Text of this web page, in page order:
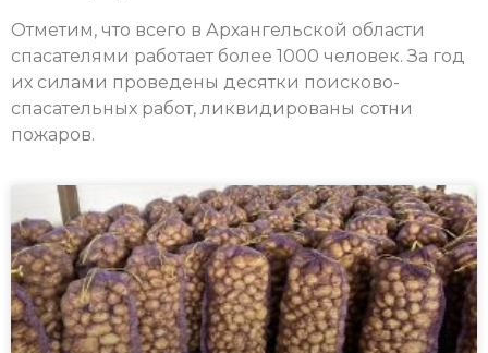
Отметим, что всего в Архангельской области
спасателями работает более 1000 человек. За год
их силами проведены десятки поисково-
спасательных работ, ликвидированы сотни
пожаров.